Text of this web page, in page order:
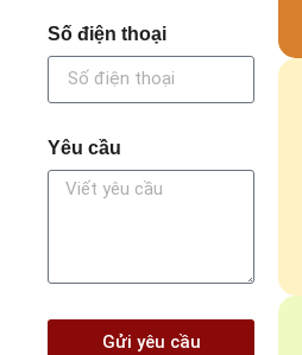
Số điện thoại
Yêu cầu
Gửi yêu cầu